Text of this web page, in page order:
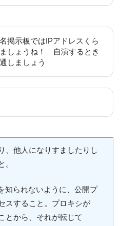
掲示板ではIPアドレスくら
しょうね！ 自演するとき
しましょう
、他人になりすましたりし
。
知られないように、公開プ
スすること。プロキシが
とから、それが転じて